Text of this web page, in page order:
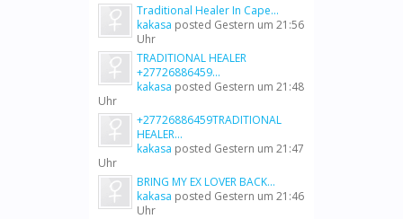
Traditional Healer In Cape...
kakasa posted Gestern um 21:56
Uhr
TRADITIONAL HEALER
+27726886459...
kakasa posted Gestern um 21:48
Uhr
+27726886459TRADITIONAL
HEALER...
kakasa posted Gestern um 21:47
Uhr
BRING MY EX LOVER BACK...
kakasa posted Gestern um 21:46
Uhr